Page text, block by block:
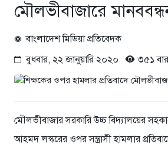
মৌলভীবাজারে
বাংলাদেশ মিডিয়া প্রতিবেদক
বুধবার, ২২ জানুয়ারি ২০২০
৩৫১
মৌলভীবাজার সরকারি উচ্চ বিদ্যালয়ের
আহমদ লস্করের ওপর সন্ত্রাসী হামলার